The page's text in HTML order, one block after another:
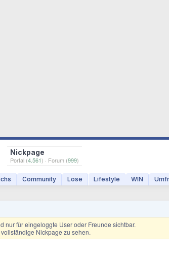
Nickpage
Portal (4.561) · Forum (999)
Community Lose Lifestyle WIN
nur für eingeloggte User oder Freunde sichtbar.
vollständige Nickpage zu sehen.